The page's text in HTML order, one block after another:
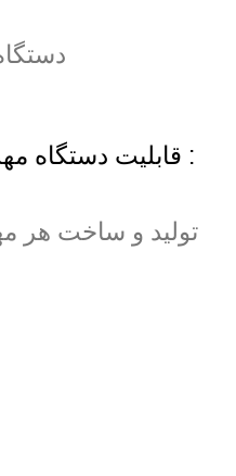
قابلیت دستگاه مهرسازی دولامپ ژاپنی :